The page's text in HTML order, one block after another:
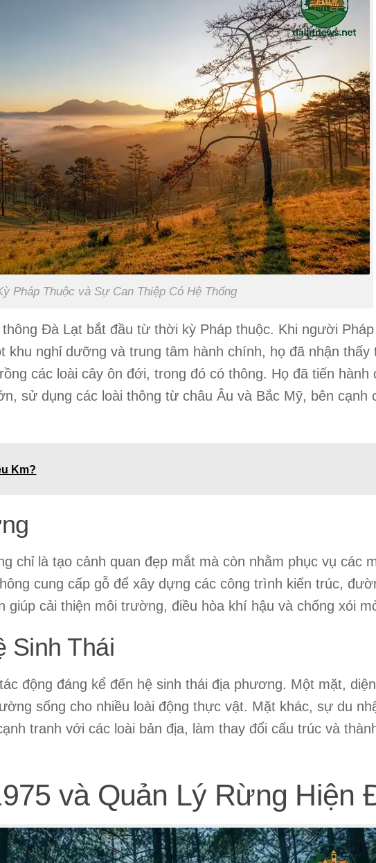
Pháp Thuộc và Sự Can Thiệp Có Hệ Thống
Đà Lạt bắt đầu từ thời kỳ Pháp thuộc. Khi người
khu nghỉ dưỡng và trung tâm hành chính, họ đã nhận thấy
các loài cây ôn đới, trong đó có thông. Họ đã tiến hành
sử dụng các loài thông từ châu Âu và Bắc Mỹ, bên cạnh
Km?
chỉ là tạo cảnh quan đẹp mắt mà còn nhằm phục vụ các
cung cấp gỗ để xây dựng các công trình kiến trúc,
giúp cải thiện môi trường, điều hòa khí hậu và chống xói
Sinh Thái
động đáng kể đến hệ sinh thái địa phương. Một mặt,
sống cho nhiều loài động thực vật. Mặt khác, sự du
tranh với các loài bản địa, làm thay đổi cấu trúc và
và Quản Lý Rừng Hiện